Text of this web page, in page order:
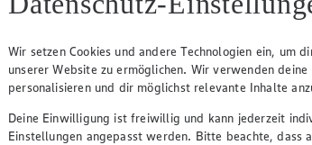
digitalen Blätterkatalog an.
Wir setzen Cookies und andere Technologien ein, um
unserer Website zu ermöglichen. Wir verwenden
personalisieren und dir möglichst relevante Inhalte
Deine Einwilligung ist freiwillig und kann jederzeit
Einstellungen angepasst werden. Bitte beachte, dass